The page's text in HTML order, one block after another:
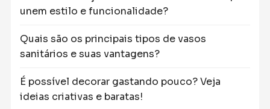
unem estilo e funcionalidade?
Quais são os principais tipos de vasos
sanitários e suas vantagens?
É possível decorar gastando pouco? Veja
ideias criativas e baratas!